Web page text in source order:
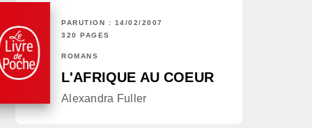
PARUTION : 14/02/2007
320 PAGES
ROMANS
L'AFRIQUE AU COEUR
Alexandra Fuller